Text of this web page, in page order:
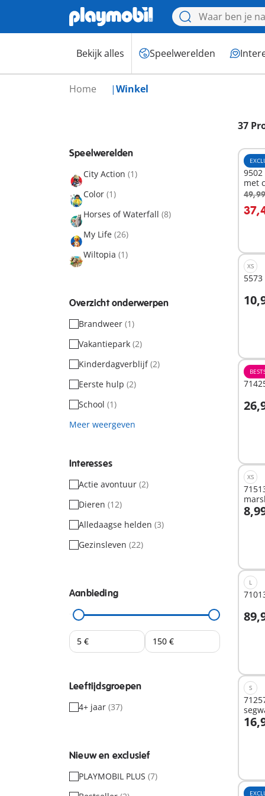
Bekijk alles Speelwerelden
Home Winkel
37
Speelwerelden
City Action (1)
Color (1)
Horses of Waterfall (8)
My Life (26)
Wiltopia (1)
Overzicht onderwerpen
Brandweer (1)
Vakantiepark (2)
Kinderdagverblijf(2)
Eerste hulp (2)
School (1)
Meer weergeven
Interesses
Actie avontuur (2)
Dieren (12)
Alledaagse helden (3)
Gezinsleven (22)
Aanbieding
Leeftijdsgroepen
4+ jaar (37)
Nieuw en exclusief
PLAYMOBIL PLUS (7)
9502
met
XS
XS
L
S